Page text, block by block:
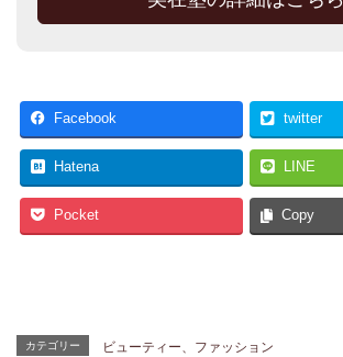
Facebook twitter
Hatena LINE
Pocket Copy
カテゴリー ビューティー、ファッション